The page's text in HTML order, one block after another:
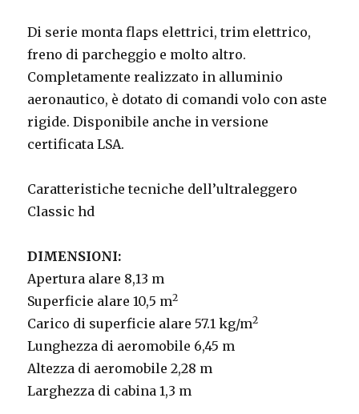
Di serie monta flaps elettrici, trim elettrico,
freno di parcheggio e molto altro.
Completamente realizzato in alluminio
aeronautico, è dotato di comandi volo con aste
rigide. Disponibile anche in versione
certificata LSA.
Caratteristiche tecniche dell’ultraleggero
Classic hd
DIMENSIONI:
Apertura alare 8,13 m
Superficie alare 10,5 m2
Carico di superficie alare 57.1 kg/m2
Lunghezza di aeromobile 6,45 m
Altezza di aeromobile 2,28 m
Larghezza di cabina 1,3 m